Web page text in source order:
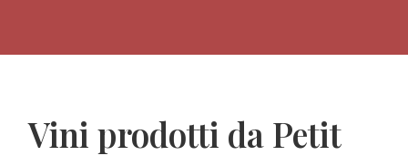
Vini prodotti da Petit